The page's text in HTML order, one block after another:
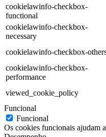
cookielawinfo-checkbox-
functional
cookielawinfo-checkbox-
necessary
cookielawinfo-checkbox-
cookielawinfo-checkbox-
performance
viewed_cookie_policy
Funcional
Funcional
Os cookies funcionais ajudam